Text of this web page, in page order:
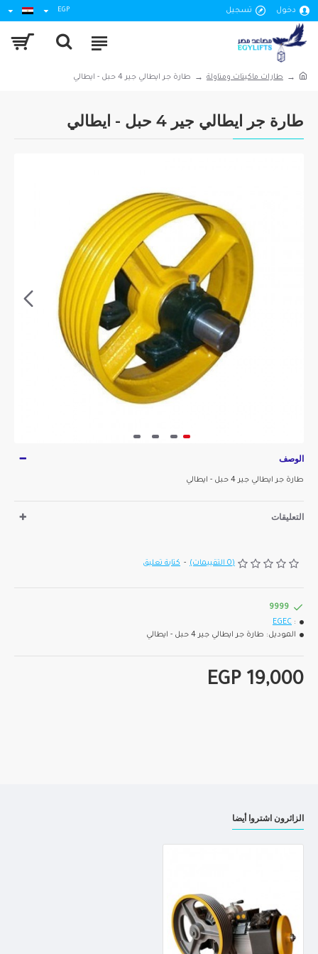
دخول تسجيل EGP
طارات ماكينات ومناولة طارة جر ايطالي جير 4 حبل - ايطالي
طارة جر ايطالي جير 4 حبل - ايطالي
الوصف
طارة جر ايطالي جير 4 حبل - ايطالي
التعليقات
(0 التقييمات) - كتابة تعليق
EGP 19,000
9999
:
EGEC
الموديل: طارة جر ايطالي جير 4 حبل - ايطالي
الزائرون اشتروا أيضا